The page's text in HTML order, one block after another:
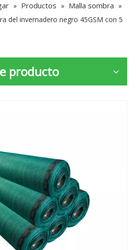
» Productos » Malla sombra »
del invernadero negro 45GSM con 5
producto